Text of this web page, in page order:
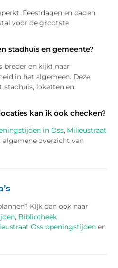
Feestdagen en dagen
voor de grootste
stadhuis en gemeente?
breder en kijkt naar
in het algemeen. Deze
stadhuis, loketten en
kan ik ook checken?
in Oss, Milieustraat
algemene overzicht van
Kijk dan ook naar
, Bibliotheek
Oss openingstijden en